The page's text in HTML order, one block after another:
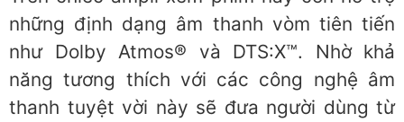
những định dạng âm thanh vòm tiên tiến
như Dolby Atmos® và DTS:X™. Nhờ khả
năng tương thích với các công nghệ âm
thanh tuyệt vời này sẽ đưa người dùng từ